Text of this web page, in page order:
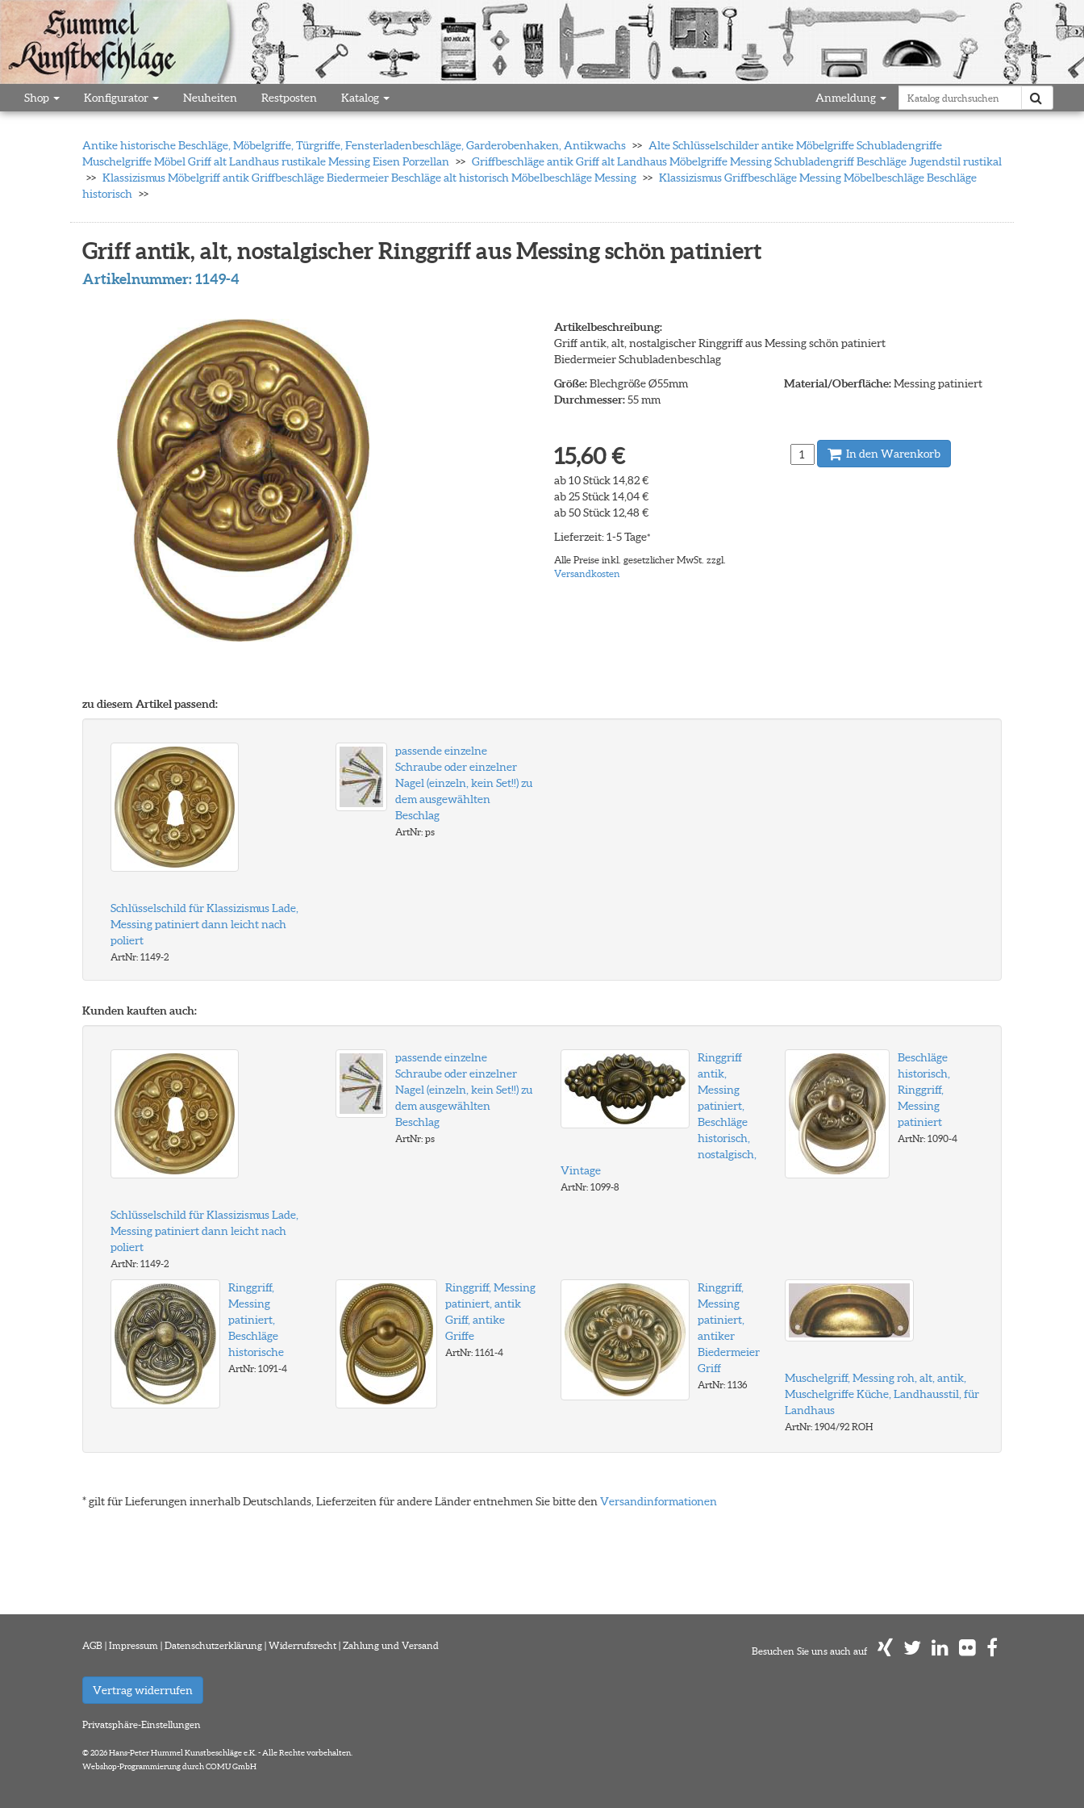
Shop Konfigurator Neuheiten Restposten Katalog Anmeldung
Antike historische Beschläge, Möbelgriffe, Türgriffe, Fensterladenbeschläge, Garderobenhaken, Antikwachs
Alte Schlüsselschilder antike Möbelgriffe Schubladengriffe
Muschelgriffe Möbel Griff alt Landhaus rustikale Messing Eisen Porzellan
Griffbeschläge antik Griff alt Landhaus Möbelgriffe Messing Schubladengriff Beschläge Jugendstil rustikal
Klassizismus Möbelgriff antik Griffbeschläge Biedermeier Beschläge alt historisch Möbelbeschläge Messing
Klassizismus Griffbeschläge Messing Möbelbeschläge Beschläge
historisch
Griff antik, alt, nostalgischer Ringgriff aus Messing schön patiniert
Artikelnummer:1149-4
Artikelbeschreibung:
Griff antik, alt, nostalgischer Ringgriff aus Messing schön patiniert
Biedermeier Schubladenbeschlag
Größe:Blechgröße Ø55mm
Durchmesser:55 mm
Material/Oberfläche:Messing patiniert
15,60 €
ab 10 Stück 14,82 €
ab 25 Stück 14,04 €
ab 50 Stück 12,48 €
Lieferzeit: 1-5 Tage*
Alle Preise inkl. gesetzlicher MwSt. zzgl.
Versandkosten
In den Warenkorb
zu diesem Artikel passend:
Schlüsselschild für Klassizismus Lade,
Messing patiniert dann leicht nach
poliert
ArtNr: 1149-2
passende einzelne
Schraube oder einzelner
Nagel (einzeln, kein Set!!) zu
dem ausgewählten
Beschlag
ArtNr: ps
Kunden kauften auch:
Schlüsselschild für Klassizismus Lade,
Messing patiniert dann leicht nach
poliert
ArtNr: 1149-2
passende einzelne
Schraube oder einzelner
Nagel (einzeln, kein Set!!) zu
dem ausgewählten
Beschlag
ArtNr: ps
Ringgriff
antik,
Messing
patiniert,
Beschläge
historisch,
nostalgisch,
Vintage
ArtNr: 1099-8
Beschläge
historisch,
Ringgriff,
Messing
patiniert
ArtNr: 1090-4
Ringgriff,
Messing
patiniert,
Beschläge
historische
ArtNr: 1091-4
Ringgriff, Messing
patiniert, antik
Griff, antike
Griffe
ArtNr: 1161-4
Ringgriff,
Messing
patiniert,
antiker
Biedermeier
Griff
ArtNr: 1136
Muschelgriff, Messing roh, alt, antik,
Muschelgriffe Küche, Landhausstil, für
Landhaus
ArtNr: 1904/92 ROH
* gilt für Lieferungen innerhalb Deutschlands, Lieferzeiten für andere Länder entnehmen Sie bitte den Versandinformationen
AGB | Impressum | Datenschutzerklärung | Widerrufsrecht | Zahlung und Versand
Vertrag widerrufen
Privatsphäre-Einstellungen
© 2026 Hans-Peter Hummel Kunstbeschläge e.K. - Alle Rechte vorbehalten.
Webshop-Programmierung durch COMU GmbH
Besuchen Sie uns auch auf